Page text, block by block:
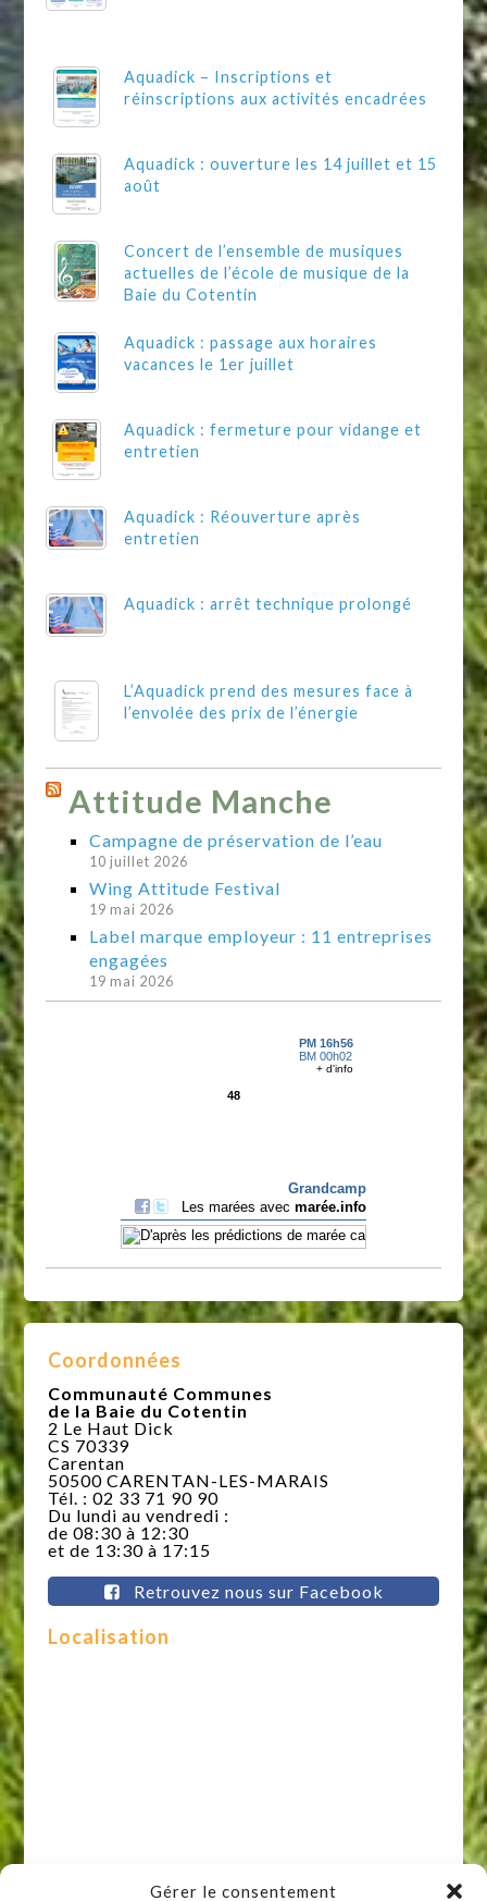
Gérer le consentement
Aquadick – Inscriptions et
réinscriptions aux activités encadrées
Aquadick : ouverture les 14 juillet et 15
août
Concert de l’ensemble de musiques
actuelles de l’école de musique de la
Baie du Cotentin
Aquadick : passage aux horaires
vacances le 1er juillet
Aquadick : fermeture pour vidange et
entretien
Aquadick : Réouverture après
entretien
Aquadick : arrêt technique prolongé
L’Aquadick prend des mesures face à
l’envolée des prix de l’énergie
Attitude Manche
Campagne de préservation de l’eau
10 juillet 2026
Wing Attitude Festival
19 mai 2026
Label marque employeur : 11 entreprises
engagées
19 mai 2026
Coordonnées
Communauté Communes
de la Baie du Cotentin
2 Le Haut Dick
CS 70339
Carentan
50500 CARENTAN-LES-MARAIS
Tél. : 02 33 71 90 90
Du lundi au vendredi :
de 08:30 à 12:30
et de 13:30 à 17:15
Retrouvez nous sur Facebook
Localisation